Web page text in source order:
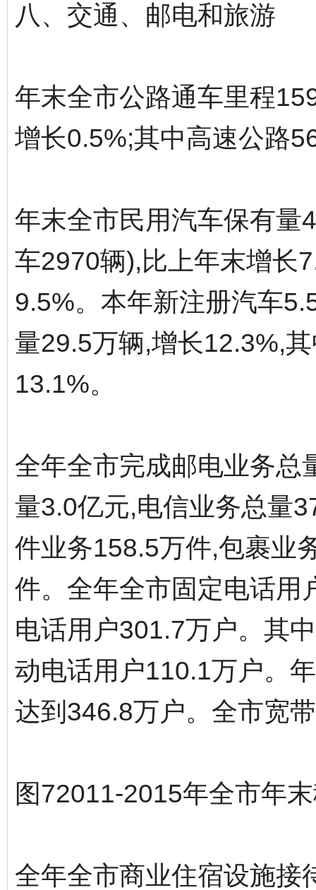
八、交通、邮电和旅游
年末全市公路通车里程
增长0.5%;其中高速公路
年末全市民用汽车保有量
车2970辆),比上年末增长
9.5%。本年新注册汽车
量29.5万辆,增长12.3%,
13.1%。
全年全市完成邮电业务
量3.0亿元,电信业务总量
件业务158.5万件,包裹业
件。全年全市固定电话用
电话用户301.7万户。其
动电话用户110.1万户。
达到346.8万户。全市宽
图72011-2015年全市年
全年全市商业住宿设施接